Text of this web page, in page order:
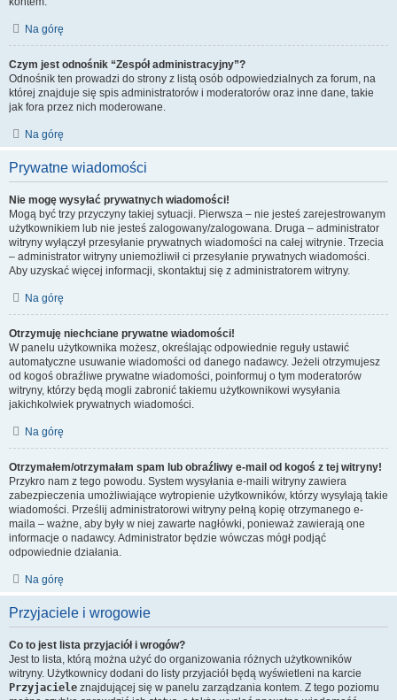
Na górę
Czym jest odnośnik “Zespół administracyjny”?
Odnośnik ten prowadzi do strony z listą osób odpowiedzialnych za forum, na
której znajduje się spis administratorów i moderatorów oraz inne dane, takie
jak fora przez nich moderowane.
Na górę
Prywatne wiadomości
Nie mogę wysyłać prywatnych wiadomości!
Mogą być trzy przyczyny takiej sytuacji. Pierwsza – nie jesteś zarejestrowanym
użytkownikiem lub nie jesteś zalogowany/zalogowana. Druga – administrator
witryny wyłączył przesyłanie prywatnych wiadomości na całej witrynie. Trzecia
– administrator witryny uniemożliwił ci przesyłanie prywatnych wiadomości.
Aby uzyskać więcej informacji, skontaktuj się z administratorem witryny.
Na górę
Otrzymuję niechciane prywatne wiadomości!
W panelu użytkownika możesz, określając odpowiednie reguły ustawić
automatyczne usuwanie wiadomości od danego nadawcy. Jeżeli otrzymujesz
od kogoś obraźliwe prywatne wiadomości, poinformuj o tym moderatorów
witryny, którzy będą mogli zabronić takiemu użytkownikowi wysyłania
jakichkolwiek prywatnych wiadomości.
Na górę
Otrzymałem/otrzymałam spam lub obraźliwy e-mail od kogoś z tej witryny!
Przykro nam z tego powodu. System wysyłania e-maili witryny zawiera
zabezpieczenia umożliwiające wytropienie użytkowników, którzy wysyłają takie
wiadomości. Prześlij administratorowi witryny pełną kopię otrzymanego e-
maila – ważne, aby były w niej zawarte nagłówki, ponieważ zawierają one
informacje o nadawcy. Administrator będzie wówczas mógł podjąć
odpowiednie działania.
Na górę
Przyjaciele i wrogowie
Co to jest lista przyjaciół i wrogów?
Jest to lista, którą można użyć do organizowania różnych użytkowników
witryny. Użytkownicy dodani do listy przyjaciół będą wyświetleni na karcie
Przyjaciele znajdującej się w panelu zarządzania kontem. Z tego poziomu